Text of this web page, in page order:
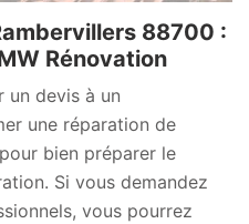
88700 :
Rénovation
un devis à un
une réparation de
bien préparer le
Si vous demandez
vous pourrez